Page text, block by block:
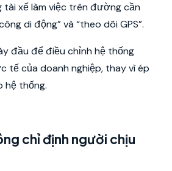
tài xế làm việc trên đường cần
di động” và “theo dõi GPS”.
đầu để điều chỉnh hệ thống
tế của doanh nghiệp, thay vì ép
hệ thống.
chỉ định người chịu